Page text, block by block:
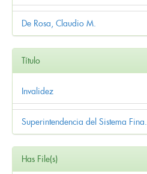
De Rosa, Claudio M.
Título
Invalidez
Superintendencia del Sistema Fina...
Has File(s)